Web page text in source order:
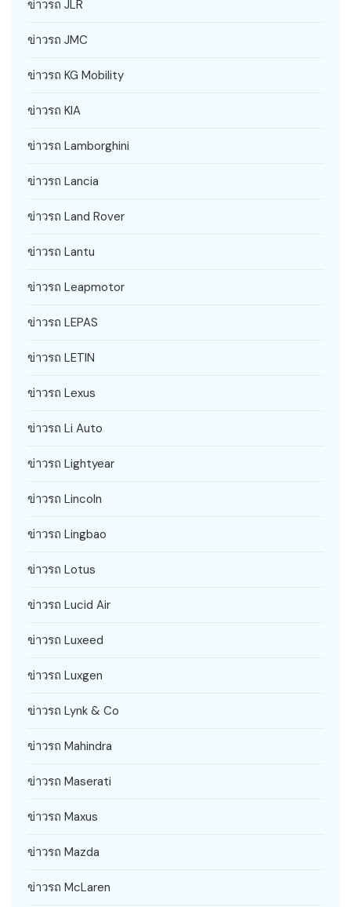
ข่าวรถ JLR
ข่าวรถ JMC
ข่าวรถ KG Mobility
ข่าวรถ KIA
ข่าวรถ Lamborghini
ข่าวรถ Lancia
ข่าวรถ Land Rover
ข่าวรถ Lantu
ข่าวรถ Leapmotor
ข่าวรถ LEPAS
ข่าวรถ LETIN
ข่าวรถ Lexus
ข่าวรถ Li Auto
ข่าวรถ Lightyear
ข่าวรถ Lincoln
ข่าวรถ Lingbao
ข่าวรถ Lotus
ข่าวรถ Lucid Air
ข่าวรถ Luxeed
ข่าวรถ Luxgen
ข่าวรถ Lynk & Co
ข่าวรถ Mahindra
ข่าวรถ Maserati
ข่าวรถ Maxus
ข่าวรถ Mazda
ข่าวรถ McLaren